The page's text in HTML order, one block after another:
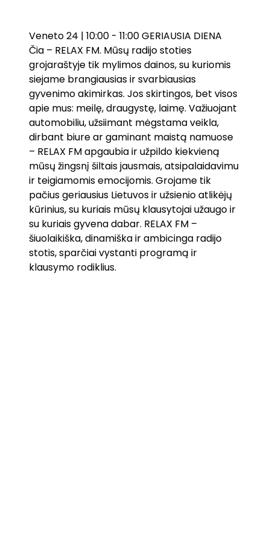
Veneto 24 | 10:00 - 11:00 GERIAUSIA DIENA
Čia – RELAX FM. Mūsų radijo stoties
grojaraštyje tik mylimos dainos, su kuriomis
siejame brangiausias ir svarbiausias
gyvenimo akimirkas. Jos skirtingos, bet visos
apie mus: meilę, draugystę, laimę. Važiuojant
automobiliu, užsiimant mėgstama veikla,
dirbant biure ar gaminant maistą namuose
– RELAX FM apgaubia ir užpildo kiekvieną
mūsų žingsnį šiltais jausmais, atsipalaidavimu
ir teigiamomis emocijomis. Grojame tik
pačius geriausius Lietuvos ir užsienio atlikėjų
kūrinius, su kuriais mūsų klausytojai užaugo ir
su kuriais gyvena dabar. RELAX FM –
šiuolaikiška, dinamiška ir ambicinga radijo
stotis, sparčiai vystanti programą ir
klausymo rodiklius.